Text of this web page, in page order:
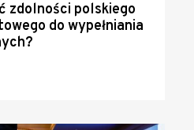
zdolności polskiego
do wypełniania